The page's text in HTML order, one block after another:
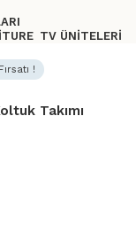
TV ÜNITELERI
!
Takımı